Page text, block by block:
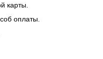
карты.
оплаты.